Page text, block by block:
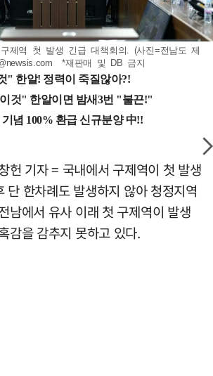
제역 첫 발생 긴급 대책회의. (사진=전남도 제
*재판매 및 DB 금지
헌 기자 = 국내에서 구제역이 첫 발생
한차례도 발생하지 않아 청정지역
남에서 유사 이래 첫 구제역이 발생
감을 감추지 못하고 있다.